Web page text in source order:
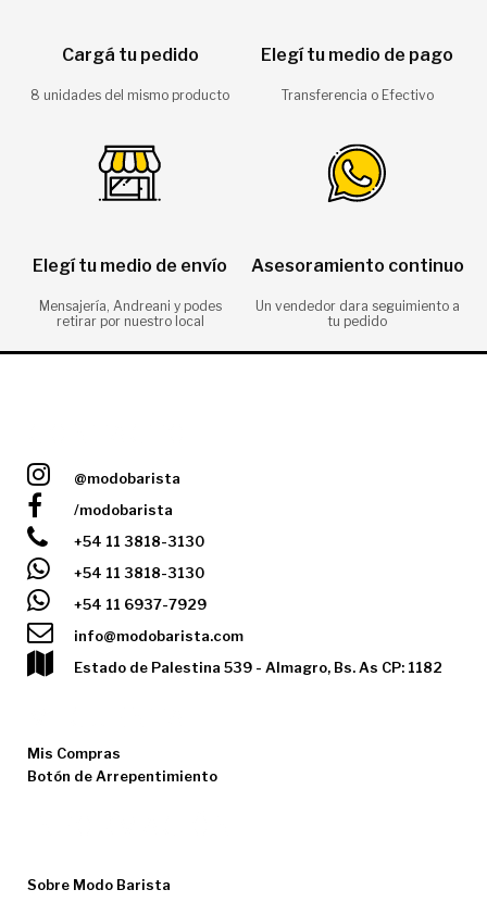
Cargá tu pedido
8 unidades del mismo producto
Elegí tu medio de pago
Transferencia o Efectivo
Elegí tu medio de envío
Mensajería, Andreani y podes
retirar por nuestro local
Asesoramiento continuo
Un vendedor dara seguimiento a
tu pedido
@modobarista
/modobarista
+54 11 3818-3130
+54 11 3818-3130
+54 11 6937-7929
info@modobarista.com
Estado de Palestina 539 - Almagro, Bs. As CP: 1182
Mis Compras
Botón de Arrepentimiento
Sobre Modo Barista